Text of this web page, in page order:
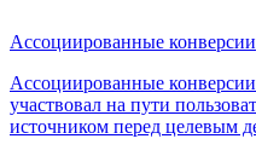
Ассоциированные конверсии
Ассоциированные
участвовал на пути
источником перед целевым